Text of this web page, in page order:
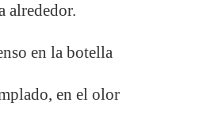
alrededor.
en la botella
en el olor